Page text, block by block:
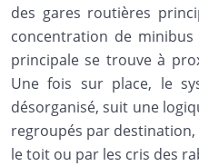
des gares routières
concentration de
principale se trouve à
Une fois sur place, le
désorganisé, suit une
regroupés par
le toit ou par les cris des